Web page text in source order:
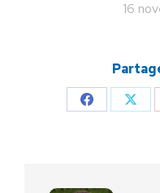
16
Partager